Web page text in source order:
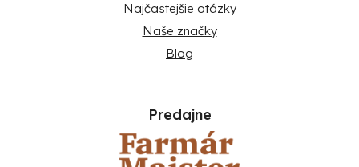
Najčastejšie otázky
Naše značky
Blog
Predajne